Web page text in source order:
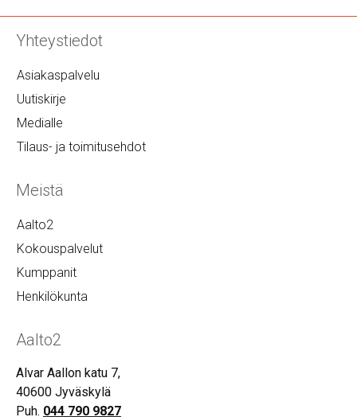
Yhteystiedot
Asiakaspalvelu
Uutiskirje
Medialle
Tilaus- ja toimitusehdot
Meistä
Aalto2
Kokouspalvelut
Kumppanit
Henkilökunta
Aalto2
Alvar Aallon katu 7,
40600 Jyväskylä
Puh. 044 790 9827